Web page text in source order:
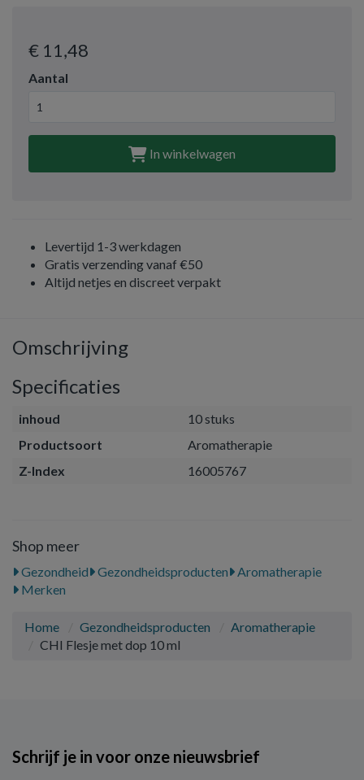
€ 11,48
Aantal
In winkelwagen
Levertijd 1-3 werkdagen
Gratis verzending vanaf €50
Altijd netjes en discreet verpakt
Omschrijving
Specificaties
inhoud
10 stuks
Productsoort
Aromatherapie
Z-Index
16005767
Shop meer
Gezondheid Gezondheidsproducten
Aromatherapie
Merken
Home Gezondheidsproducten
Aromatherapie
CHI Flesje met dop 10 ml
Schrijf je in voor onze nieuwsbrief